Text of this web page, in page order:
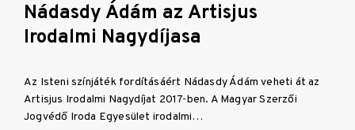
Nádasdy Ádám az Artisjus
Irodalmi Nagydíjasa
Az Isteni színjáték fordításáért Nádasdy Ádám veheti át az
Artisjus Irodalmi Nagydíjat 2017-ben. A Magyar Szerzői
Jogvédő Iroda Egyesület irodalmi…